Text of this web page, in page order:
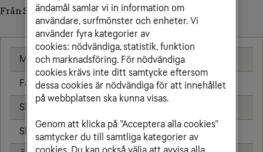
Från Sverige till Rwanda (till utländskt nummer)
Mobil 25,00 kr/min
Fast telefon 25,00 kr/min
Skicka sms
Skicka mms 11,00 kr
ändamål samlar vi in information om
användare, surfmönster och enheter. Vi
använder fyra kategorier av
cookies: nödvändiga, statistik, funktion
och marknadsföring. För nödvändiga
cookies krävs inte ditt samtycke eftersom
dessa cookies är nödvändiga för att innehållet
på webbplatsen ska kunna visas.
Genom att klicka på ”Acceptera alla cookies”
samtycker du till samtliga kategorier av